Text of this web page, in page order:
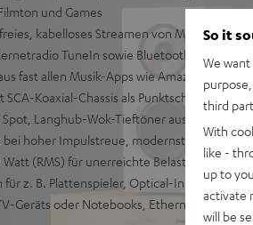
und Games
kabelloses Streamen von Musik, Google
TuneIn sowie Bluetooth für eine
fast allen Musik-Apps wie Amazon Music
Koaxial-Chassis als Punktschallquelle für
Langhub-Wok-Tieftöner aus Kevlar für
bei hoher Impulstreue, modernste DSP-
(RMS) für unerreichte Belastbarkeit und
für z. B. Plattenspieler, Optical-In für eine
Geräts oder Notebooks, Ethernet,
So it
We
third
With
like -
up to
activate
will be